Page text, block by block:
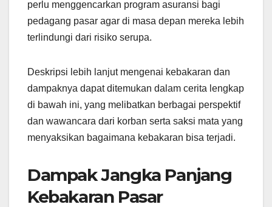
perlu menggencarkan program asuransi bagi
pedagang pasar agar di masa depan mereka lebih
terlindungi dari risiko serupa.
Deskripsi lebih lanjut mengenai kebakaran dan
dampaknya dapat ditemukan dalam cerita lengkap
di bawah ini, yang melibatkan berbagai perspektif
dan wawancara dari korban serta saksi mata yang
menyaksikan bagaimana kebakaran bisa terjadi.
Dampak Jangka Panjang
Kebakaran Pasar